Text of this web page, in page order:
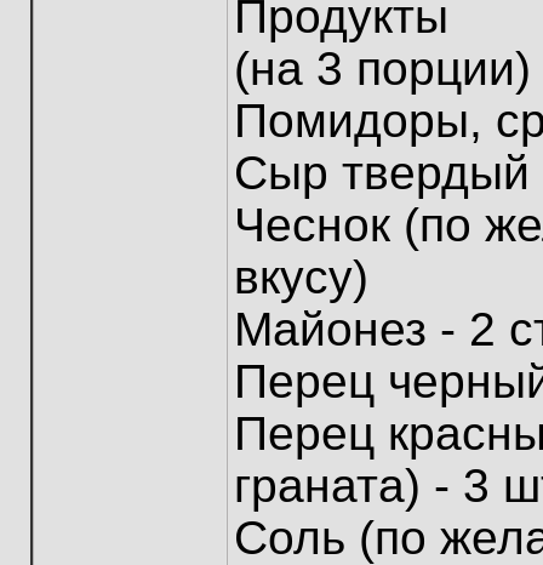
Продукты
(на 3 порции)
Помидоры,
Сыр твердый
Чеснок (по
вкусу)
Майонез - 2
Перец
Перец
граната) - 3
Соль (по